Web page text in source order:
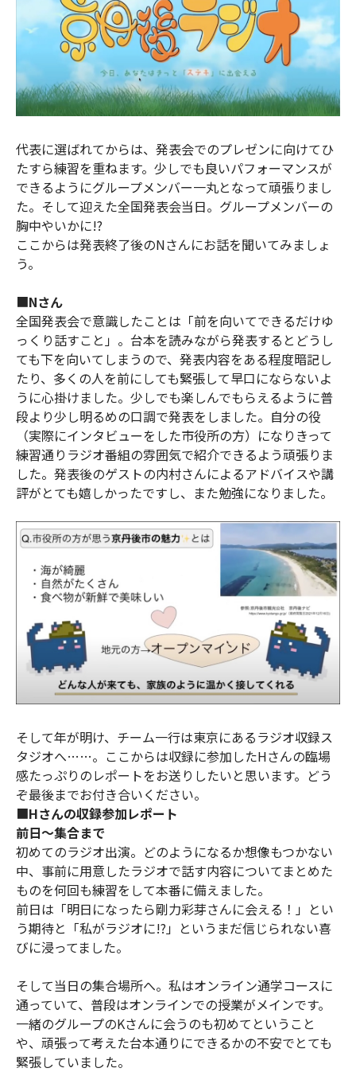
代表に選ばれてからは、発表会でのプレゼンに向けてひ
たすら練習を重ねます。少しでも良いパフォーマンスが
できるようにグループメンバー一丸となって頑張りまし
た。そして迎えた全国発表会当日。グループメンバーの
胸中やいかに!?
ここからは発表終了後のNさんにお話を聞いてみましょ
う。
■Nさん
全国発表会で意識したことは「前を向いてできるだけゆ
っくり話すこと」。台本を読みながら発表するとどうし
ても下を向いてしまうので、発表内容をある程度暗記し
たり、多くの人を前にしても緊張して早口にならないよ
うに心掛けました。少しでも楽しんでもらえるように普
段より少し明るめの口調で発表をしました。自分の役
（実際にインタビューをした市役所の方）になりきって
練習通りラジオ番組の雰囲気で紹介できるよう頑張りま
した。発表後のゲストの内村さんによるアドバイスや講
評がとても嬉しかったですし、また勉強になりました。
そして年が明け、チーム一行は東京にあるラジオ収録ス
タジオへ……。ここからは収録に参加したHさんの臨場
感たっぷりのレポートをお送りしたいと思います。どう
ぞ最後までお付き合いください。
■Hさんの収録参加レポート
前日〜集合まで
初めてのラジオ出演。どのようになるか想像もつかない
中、事前に用意したラジオで話す内容についてまとめた
ものを何回も練習をして本番に備えました。
前日は「明日になったら剛力彩芽さんに会える！」とい
う期待と「私がラジオに!?」というまだ信じられない喜
びに浸ってました。
そして当日の集合場所へ。私はオンライン通学コースに
通っていて、普段はオンラインでの授業がメインです。
一緒のグループのKさんに会うのも初めてということ
や、頑張って考えた台本通りにできるかの不安でとても
緊張していました。